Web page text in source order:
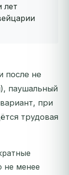
лет
после не
паушальный
при
трудовая
не менее